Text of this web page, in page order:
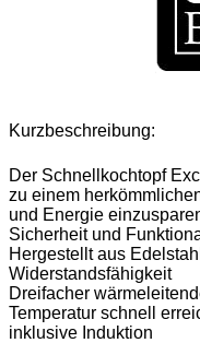
Kurzbeschreibung:
Der Schnellkochtopf
zu einem
und Energie
Sicherheit und
Hergestellt aus
Widerstandsfähigkeit
Dreifacher
Temperatur schnell
inklusive Induktion